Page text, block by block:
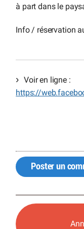
à part dans le
Info / réservation
Voir en ligne :
https://
Poster un